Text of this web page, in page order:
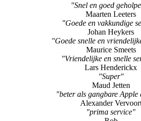
"Snel en goed
Maarten Leeters
"Goede en vakkundige
Johan Heykers
"Goede snelle en
Maurice Smeets
"Vriendelijke en snelle
Lars Henderickx
"Super"
Maud Jetten
"beter als gangbare Apple
Alexander
"prima service"